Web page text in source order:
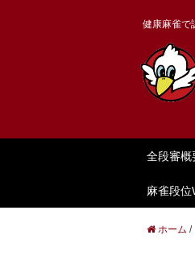
健康麻雀で
全段審概
麻雀段位
ホーム /